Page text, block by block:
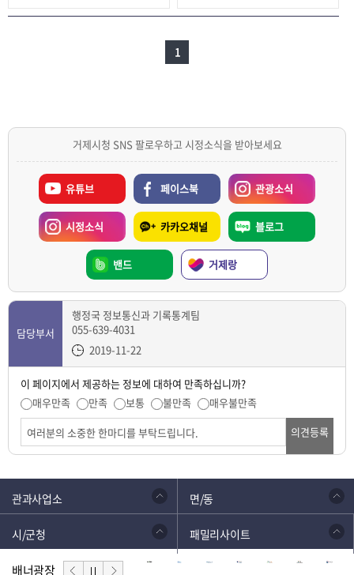
1
거제시청 SNS 팔로우하고 시정소식을 받아보세요
유튜브 페이스북 관광소식
시정소식 카카오채널 블로그
밴드 거제랑
담당부서
행정국 정보통신과 기록통계팀
055-639-4031
2019-11-22
이 페이지에서 제공하는 정보에 대하여 만족하십니까?
매우만족
만족 보통 불만족
매우불만족
의견등록
관과사업소 면/동
시/군청 패밀리사이트
배너광장